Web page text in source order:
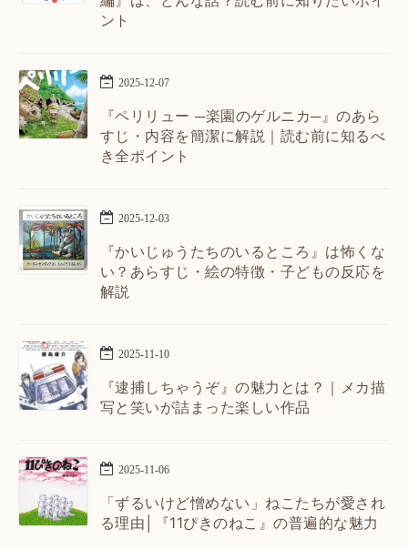
ント
2025-12-07
『ペリリュー ─楽園のゲルニカ─』のあら
すじ・内容を簡潔に解説｜読む前に知るべ
き全ポイント
2025-12-03
『かいじゅうたちのいるところ』は怖くな
い？あらすじ・絵の特徴・子どもの反応を
解説
2025-11-10
『逮捕しちゃうぞ』の魅力とは？｜メカ描
写と笑いが詰まった楽しい作品
2025-11-06
「ずるいけど憎めない」ねこたちが愛され
る理由│『11ぴきのねこ』の普遍的な魅力